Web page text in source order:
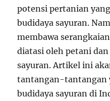
potensi pertanian
budidaya sayuran.
membawa
diatasi oleh petani
sayuran. Artikel ini
tantangan-tantangan
budidaya sayuran di